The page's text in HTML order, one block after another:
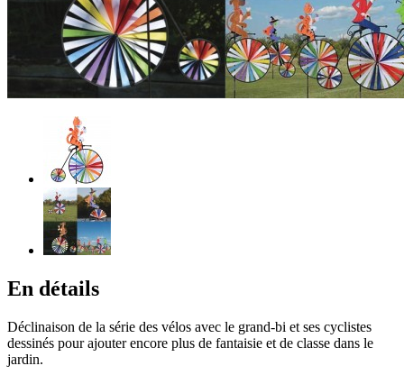
En détails
Déclinaison de la série des vélos avec le grand-bi et ses cyclistes
dessinés pour ajouter encore plus de fantaisie et de classe dans le
jardin.